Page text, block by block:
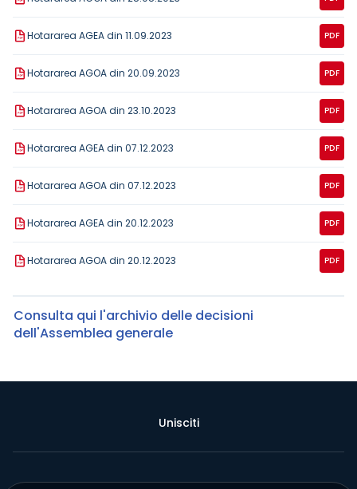
Hotararea AGEA din 11.09.2023 PDF
Hotararea AGOA din 20.09.2023 PDF
Hotararea AGOA din 23.10.2023 PDF
Hotararea AGEA din 07.12.2023 PDF
Hotararea AGOA din 07.12.2023 PDF
Hotararea AGEA din 20.12.2023 PDF
Hotararea AGOA din 20.12.2023 PDF
Consulta qui l'archivio delle decisioni
dell'Assemblea generale
Unisciti